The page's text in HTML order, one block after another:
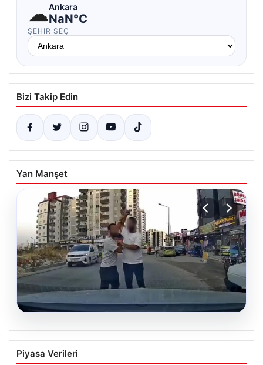
☁Ankara
NaN°C
ŞEHIR SEÇ
Bizi Takip Edin
Yan Manşet
Trafikte Tartışma Kanlı Bitti: Sürücüye
Testere ve Darbe Tehdidi
Piyasa Verileri